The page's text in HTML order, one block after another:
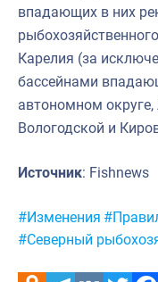
впадающих в них
Карелия (за
бассейнами
автономном
Вологодской и
Источник: Fishnews
Метки:
#Изменения
#Северный